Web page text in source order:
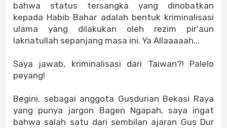
bahwa status tersangka yang dinobatkan
kepada Habib Bahar adalah bentuk kriminalisasi
ulama yang dilakukan oleh rezim pir'aun
laknatullah sepanjang masa ini. Ya Allaaaaah...
Saya jawab, kriminalisasi dari Taiwan?! Palelo
peyang!
Begini, sebagai anggota Gusdurian Bekasi Raya
yang punya jargon Bagen Ngapah, saya ingat
bahwa salah satu dari sembilan ajaran Gus Dur